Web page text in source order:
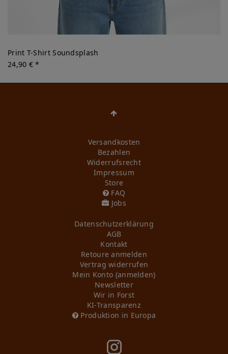
Print T-Shirt Soundsplash
24,90 € *
Versandkosten
Bezahlen
Widerrufs­recht
Impressum
Store
FAQ
Jobs
Daten­schutz­erklärung
AGB
Kontakt
Retoure anmelden
Vertrag widerrufen
Mein Konto (anmelden)
Newsletter
Wir in Forst
KI-Transparenz
Produktion in Europa